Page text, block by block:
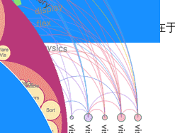
比的功能。矩形树图的缺点在